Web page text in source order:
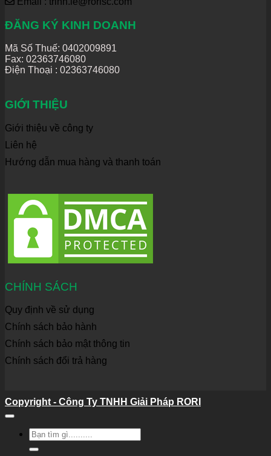
ĐĂNG KÝ KINH DOANH
Mã Số Thuế: 0402009891
Fax: 02363746080
Điện Thoại : 02363746080
GIỚI THIỆU
Giới thiệu về công ty
Liên hệ
Hướng dẫn mua hàng và thanh toán
CHÍNH SÁCH
Quy định về sử dụng
Chính sách bảo hành
Chính sách bảo mật thông tin
Chính sách đổi trả hàng
Copyright - Công Ty TNHH Giải Pháp RORI
Tìm
kiếm: